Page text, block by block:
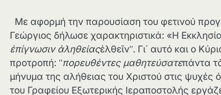
Με αφορμή την παρουσίαση του φετινού
Γεώργιος δήλωσε χαρακτηριστικά: «H
ἐπίγνωσιν ἀληθείαςἐλθεῖνʺ. Γι΄ αυτό και ο
προτροπή: ʺπορευθέντες μαθητεύσατεπάντα
μήνυμα της αλήθειας του Χριστού στις
του Γραφείου Εξωτερικής Ιεραποστολής